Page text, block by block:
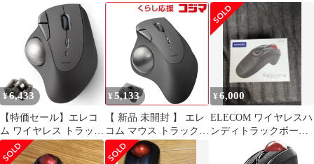
IST 無線2.4GHz 親指操
作 36mmボール 人工ル
ビー支持 5ボタン
Windows Mac
Chromebook ブラック
M-IT10DRBK [ブラッ
ク] [人工ルビー] [無線
2.4GHz]
ワイヤレス (レシーバ
ー付属) トラックボー
ル ハンディタイプ
Relacon メディアコント
ロールボタン搭載 静音
ブラック M-RT1DRB
トラックボール
¥6,433
【特価セール】エレコ
ム ワイヤレス トラック
ボールマウス Bluetooth
IST (イスト) シリーズ
¥ 5,133
【 新品 未開封 】 エレ
コム マウス トラックボ
ール IST 人工ルビーモ
デル [IR LED /無線(ワ
¥6,000
ELECOM ワイヤレスハ
ンディトラックボール
Relacon(リラコン)